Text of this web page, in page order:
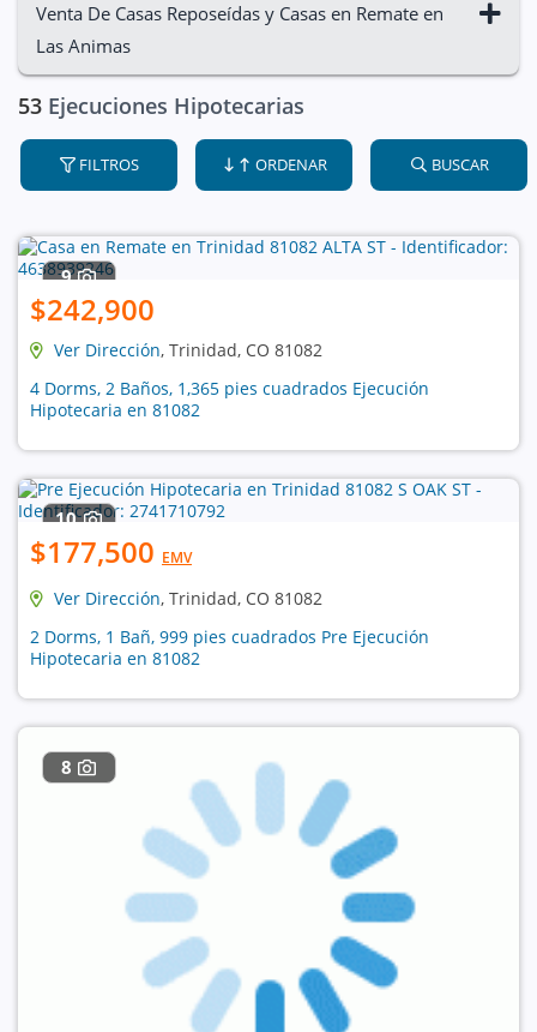
Venta De Casas Reposeídas y Casas en Remate en
Las Animas
53 Ejecuciones Hipotecarias
FILTROS ORDENAR BUSCAR
9
$242,900
Ver Dirección, Trinidad, CO 81082
4 Dorms, 2 Baños, 1,365 pies cuadrados Ejecución
Hipotecaria en 81082
10
$177,500 EMV
Ver Dirección, Trinidad, CO 81082
2 Dorms, 1 Bañ, 999 pies cuadrados Pre Ejecución
Hipotecaria en 81082
8